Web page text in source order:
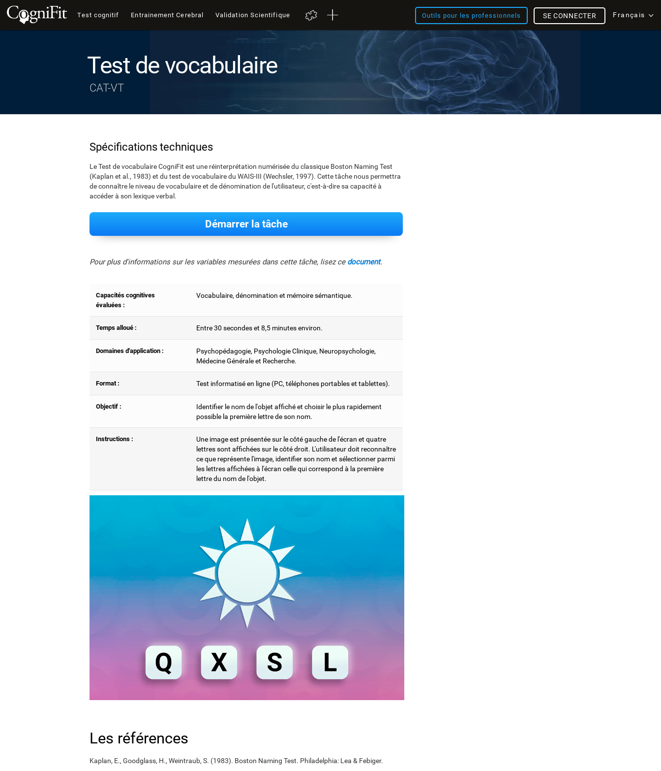
Test cognitif Entrainement Cerebral Validation Scientifique Outils pour les professionnels Français
SE CONNECTER
Test de vocabulaire
CAT-VT
Spécifications techniques
Le Test de vocabulaire CogniFit est une réinterprétation numérisée du classique Boston Naming Test
(Kaplan et al., 1983) et du test de vocabulaire du WAIS-III (Wechsler, 1997). Cette tâche nous permettra
de connaître le niveau de vocabulaire et de dénomination de l'utilisateur, c'est-à-dire sa capacité à
accéder à son lexique verbal.
Démarrer la tâche
Pour plus d'informations sur les variables mesurées dans cette tâche, lisez ce document.
Capacités cognitives
évaluées :
Vocabulaire, dénomination et mémoire sémantique.
Temps alloué : Entre 30 secondes et 8,5 minutes environ.
Domaines d'application :
Psychopédagogie, Psychologie Clinique, Neuropsychologie,
Médecine Générale et Recherche.
Format : Test informatisé en ligne (PC, téléphones portables et tablettes).
Objectif :
Identifier le nom de l'objet affiché et choisir le plus rapidement
possible la première lettre de son nom.
Instructions :
Une image est présentée sur le côté gauche de l'écran et quatre
lettres sont affichées sur le côté droit. L'utilisateur doit reconnaître
ce que représente l'image, identifier son nom et sélectionner parmi
les lettres affichées à l'écran celle qui correspond à la première
lettre du nom de l'objet.
Les références
Kaplan, E., Goodglass, H., Weintraub, S. (1983). Boston Naming Test. Philadelphia: Lea & Febiger.